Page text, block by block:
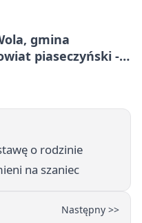
gmina
piaseczyński -
o rodzinie
na szaniec
Następny >>